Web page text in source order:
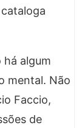
há algum
mental. Não
Faccio,
de